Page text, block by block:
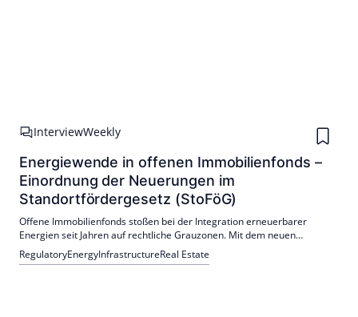
InterviewWeekly
Energiewende in offenen Immobilienfonds –
Einordnung der Neuerungen im
Standortfördergesetz (StoFöG)
Offene Immobilienfonds stoßen bei der Integration erneuerbarer
Energien seit Jahren auf rechtliche Grauzonen. Mit dem neuen
Standortfördergesetz (StoFöG) will der Gesetzgeber diese
Unsicherheiten beseitigen.
RegulatoryEnergyInfrastructureReal Estate